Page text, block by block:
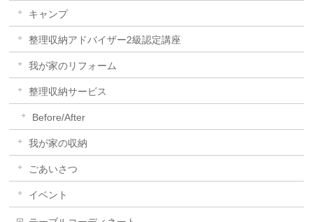
キャンプ
整理収納アドバイザー2級認定講座
我が家のリフォーム
整理収納サービス
Before/After
我が家の収納
ごあいさつ
イベント